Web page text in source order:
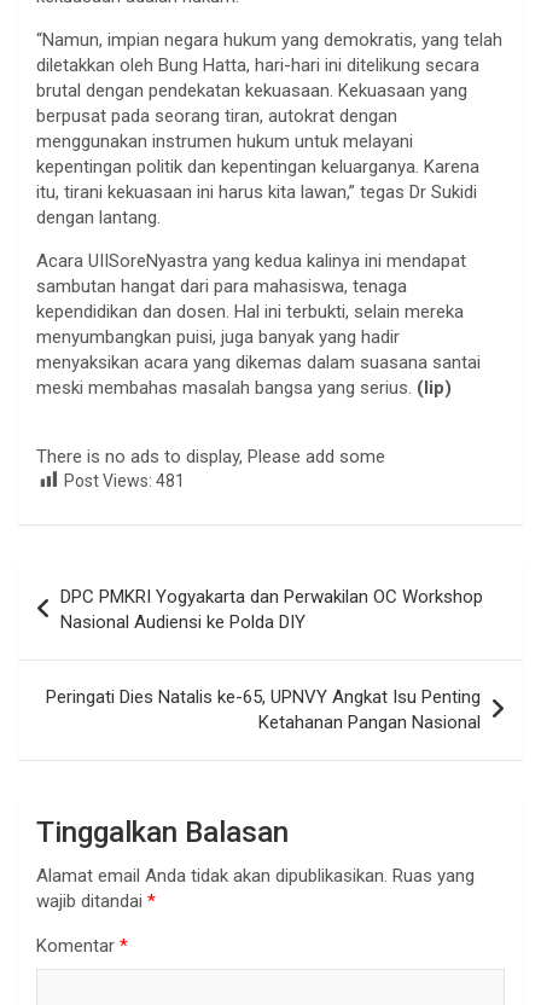
“Namun, impian negara hukum yang demokratis, yang telah
diletakkan oleh Bung Hatta, hari-hari ini ditelikung secara
brutal dengan pendekatan kekuasaan. Kekuasaan yang
berpusat pada seorang tiran, autokrat dengan
menggunakan instrumen hukum untuk melayani
kepentingan politik dan kepentingan keluarganya. Karena
itu, tirani kekuasaan ini harus kita lawan,” tegas Dr Sukidi
dengan lantang.
Acara UIISoreNyastra yang kedua kalinya ini mendapat
sambutan hangat dari para mahasiswa, tenaga
kependidikan dan dosen. Hal ini terbukti, selain mereka
menyumbangkan puisi, juga banyak yang hadir
menyaksikan acara yang dikemas dalam suasana santai
meski membahas masalah bangsa yang serius. (lip)
There is no ads to display, Please add some
Post Views: 481
pos
DPC PMKRI Yogyakarta dan Perwakilan OC Workshop
Nasional Audiensi ke Polda DIY
Peringati Dies Natalis ke-65, UPNVY Angkat Isu Penting
Ketahanan Pangan Nasional
Tinggalkan Balasan
Alamat email Anda tidak akan dipublikasikan. Ruas yang
wajib ditandai *
Komentar *